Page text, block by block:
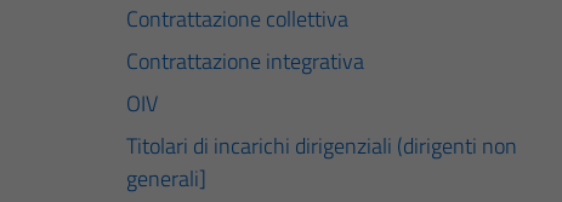
Contrattazione collettiva
Contrattazione integrativa
OIV
Titolari di incarichi dirigenziali (dirigenti non
generali]